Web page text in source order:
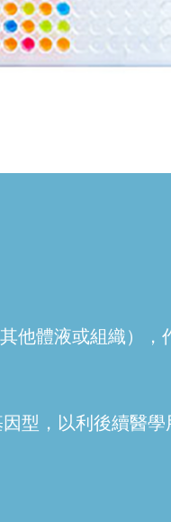
他體液或組織）
型，以利後續醫